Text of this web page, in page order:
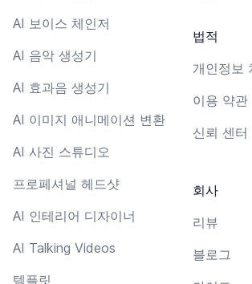
AI 보이스 체인저
AI 음악 생성기
AI 효과음 생성기
AI 이미지 애니메이션 변환
AI 사진 스튜디오
프로페셔널 헤드샷
AI 인테리어 디자이너
AI Talking Videos
템플릿
법적
개인정보
이용 약관
신뢰 센터
회사
리뷰
블로그